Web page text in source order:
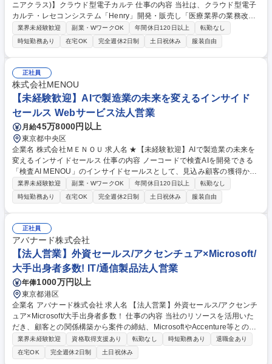
ニアクラス)】クラウド型電子カルテ 仕事の内容 当社は、クラウド型電子
カルテ・レセコンシステム「Henry」開発・販売し「医療業界の業務改
善」に取り組んでいます。そんな当社にて、《ソリューション営業(シニ
アクラス)》を募集します！ 【具体的には】■中小病院への直販・提案活動
■インサイドセールスと連携した商談 ■代理店・パートナー企業との販売
スキーム構築 ■顧客要望のプロダクト還元 ■導入後のCSチーム連携 ■営業
戦略の立案・実行 【仕事の魅力】50兆円市場の医療DXを牽引する社会的
意義の大きな仕事です。ビジネスと開発の距離が近く、顧客の声で製品を
磨き上げる醍醐味があります。 募集職種 【フルリモート/ソリューション
営業(シニアクラス)】クラウド型電子カルテ
業界未経験歓迎 副業・WワークOK 年間休日120日以上
転勤なし
時短勤務あり
在宅OK 完全週休2日制 土日祝休み 服装自由
正社員
株式会社MENOU
【未経験歓迎】AIで製造業の未来を変えるインサイド
セールス Webサービス法人営業
月給45万8000円以上
東京都中央区
企業名 株式会社ＭＥＮＯＵ 求人名 ★【未経験歓迎】AIで製造業の未来を
変えるインサイドセールス 仕事の内容 ノーコードで検査AIを開発できる
「検査AI MENOU」のインサイドセールスとして、見込み顧客の獲得から
商談機会の創出までを担っていただきます。マーケティングとフィールド
セールスをつなぐ役割として、 適切なタイミングで顧客とコミュニケーシ
ョンを取りながら、受注につながる商談機会の最大化を目指します。 【具
体的な仕事内容】 リードへの電話・メールによるアプローチ/リードナー
チャリングおよび商談創出/CRMを活用した顧客情報の管理・分析/マーケ
ティング施策と連携したフォローアップ/商談化率向上に向けた改善提案・
実行/フィールドセールスへの案件連携 募集職種 ★【未経験歓迎】AIで製
造業の未来を変えるインサイドセールス
業界未経験歓迎 副業・WワークOK 年間休日120日以上
転勤なし
時短勤務あり
在宅OK 完全週休2日制 土日祝休み 服装自由
正社員
アバナード株式会社
【法人営業】外資セールス/アクセンチュア×Microsoft/
大手出身者多数! IT/通信製品法人営業
年俸1000万円以上
東京都港区
企業名 アバナード株式会社 求人名 【法人営業】外資セールス/アクセンチ
ュア×Microsoft/大手出身者多数！ 仕事の内容 当社のリソースを活用いた
だき、顧客との関係構築から案件の締結、MicrosoftやAccenture等との連
携を担います。顧客ニーズを理解し、ソリューションを提供します。課題
解決型のセールスです。 《具体的な業務》 ■年間予算達成に向けた営業戦
略の立案、ビジネス開発計画を策定 ■顧客との強固な関係を構築・維持す
業界未経験歓迎 資格取得支援あり 転勤なし 時短勤務あり
退職金あり
在宅OK
完全週休2日制 土日祝休み